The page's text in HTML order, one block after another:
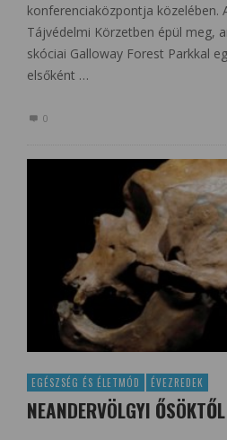
konferenciaközpontja közelében.
Tájvédelmi Körzetben épül meg,
skóciai Galloway Forest Parkkal
elsőként …
0
EGÉSZSÉG ÉS ÉLETMÓD ÉVEZREDEK
NEANDERVÖLGYI